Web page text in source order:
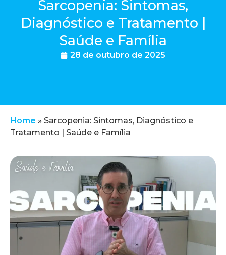
Sarcopenia: Sintomas,
Diagnóstico e Tratamento |
Saúde e Família
28 de outubro de 2025
Home » Sarcopenia: Sintomas, Diagnóstico e
Tratamento | Saúde e Família